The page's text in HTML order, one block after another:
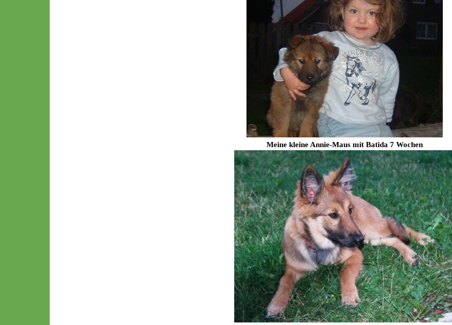
Meine kleine Annie-Maus mit Batida 7 Wochen